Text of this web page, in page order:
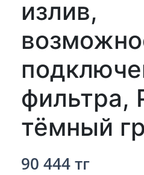
излив,
фильтра,
тёмный
90 444 тг